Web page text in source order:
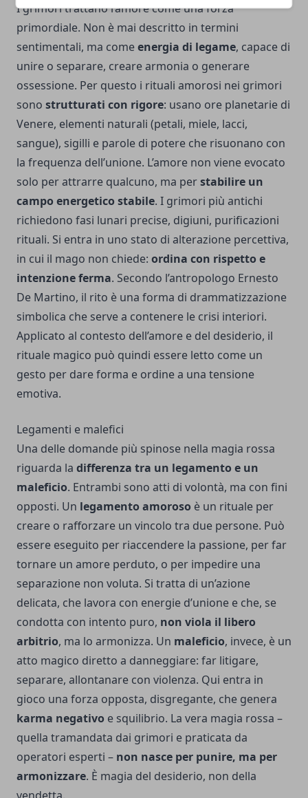
I grimori trattano l’amore come una forza
primordiale. Non è mai descritto in termini
sentimentali, ma comeenergia di legame, capace di
unire o separare, creare armonia o generare
ossessione. Per questo i rituali amorosi nei grimori
sono strutturati con rigore: usano ore planetarie di
Venere, elementi naturali (petali, miele, lacci,
sangue), sigilli e parole di potere che risuonano con
la frequenza dell’unione. L’amore non viene evocato
solo per attrarre qualcuno, ma perstabilire un
campo energetico stabile. I grimori più antichi
richiedono fasi lunari precise, digiuni, purificazioni
rituali. Si entra in uno stato di alterazione percettiva,
in cui il mago non chiede: ordina con rispetto e
intenzione ferma. Secondo l’antropologo Ernesto
De Martino, il rito è una forma di drammatizzazione
simbolica che serve a contenere le crisi interiori.
Applicato al contesto dell’amore e del desiderio, il
rituale magico può quindi essere letto come un
gesto per dare forma e ordine a una tensione
emotiva.
Legamenti e malefici
Una delle domande più spinose nella magia rossa
riguarda la differenza tra un legamento e un
maleficio. Entrambi sono atti di volontà, ma con fini
opposti. Un legamento amoroso è un rituale per
creare o rafforzare un vincolo tra due persone. Può
essere eseguito per riaccendere la passione, per far
tornare un amore perduto, o per impedire una
separazione non voluta. Si tratta di un’azione
delicata, che lavora con energie d’unione e che, se
condotta con intento puro, non viola il libero
arbitrio, ma lo armonizza. Un maleficio, invece, è un
atto magico diretto a danneggiare: far litigare,
separare, allontanare con violenza. Qui entra in
gioco una forza opposta, disgregante, che genera
karma negativo e squilibrio. La vera magia rossa –
quella tramandata dai grimori e praticata da
operatori esperti – non nasce per punire, ma per
armonizzare. È magia del desiderio, non della